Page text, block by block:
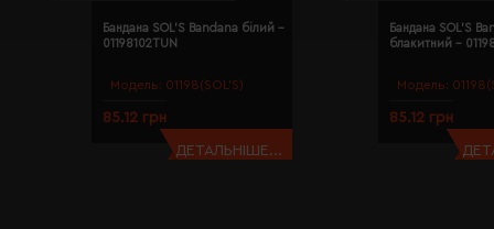
Модель: 01198(SOL’S)
Бандана SOL'S Bandana білий -
01198102TUN
85.12 грн
ДЕТАЛЬНІШЕ...
Модель:
Бандана SOL'S
блакитний -
85.12 грн